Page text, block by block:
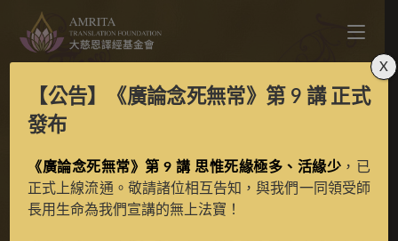
五方佛暨三十五佛之無
量壽佛巨幅彩唐
【公告】 《廣論念死無常》第 9 講正式
發布
《廣論念死無常》第 9 講 思惟死緣極多、活緣少 ，已
正式上線流通。敬請諸位相互告知，與我們一同領受師
長用生命為我們宣講的無上法寶！
X